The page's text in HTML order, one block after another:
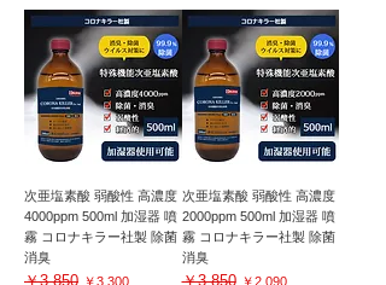
次亜塩素酸 弱酸性 高濃度
4000ppm 500ml 加湿器 噴
霧 コロナキラー社製 除菌
消臭
通常価格
￥3,850 セール価格
￥3,300
次亜塩素酸 弱酸性 高濃度
2000ppm 500ml 加湿器 噴
霧 コロナキラー社製 除菌
消臭
通常価格
￥3,850 セール価格
￥2,090